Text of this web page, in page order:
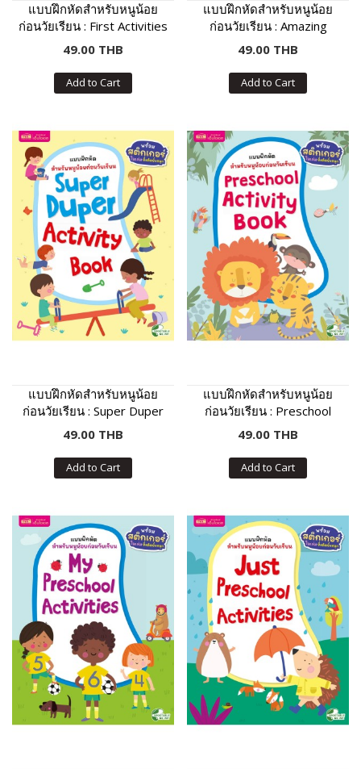
แบบฝึกหัดสำหรับหนูน้อย
ก่อนวัยเรียน : First Activities
For Preschool Kids
49.00 THB
Add to Cart
แบบฝึกหัดสำหรับหนูน้อย
ก่อนวัยเรียน : Amazing
Preschool Activity Book
49.00 THB
Add to Cart
แบบฝึกหัดสำหรับหนูน้อย
ก่อนวัยเรียน : Super Duper
Activity Book
49.00 THB
Add to Cart
แบบฝึกหัดสำหรับหนูน้อย
ก่อนวัยเรียน : Preschool
Activity Book
49.00 THB
Add to Cart